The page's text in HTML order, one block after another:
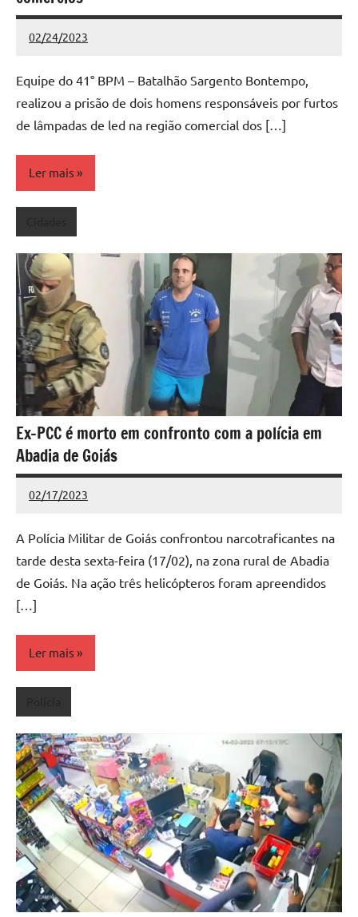
02/24/2023
Redação
Nenhum
Equipe do 41° BPM – Batalhão Sargento Bontempo,
realizou a prisão de dois homens responsáveis por furtos
de lâmpadas de led na região comercial dos […]
Ler mais
Ex-PCC é morto em confronto com a polícia em
Abadia de Goiás
02/17/2023
Redação
Nenhum
A Polícia Militar de Goiás confrontou narcotraficantes na
tarde desta sexta-feira (17/02), na zona rural de Abadia
de Goiás. Na ação três helicópteros foram apreendidos
[…]
Ler mais